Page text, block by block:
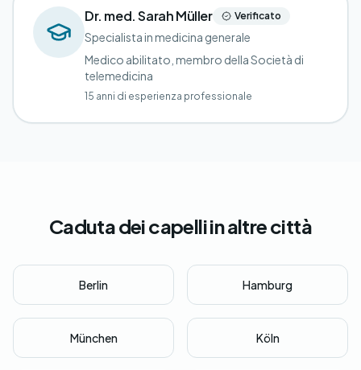
Dr. med. Sarah Müller Verificato
Specialista in medicina generale
Medico abilitato, membro della Società di
telemedicina
15 anni di esperienza professionale
Caduta dei capelli in altre città
Berlin Hamburg
München Köln